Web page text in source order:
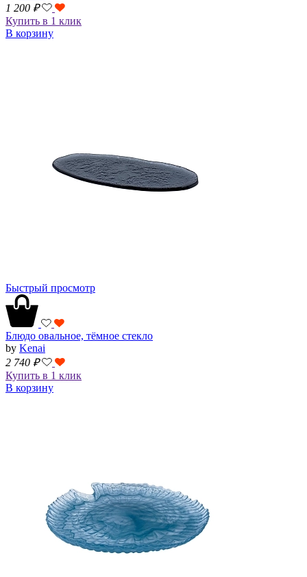
1 200 ₽
Купить в 1 клик
В корзину
Быстрый просмотр
Блюдо овальное, тёмное стекло
by Kenai
2 740 ₽
Купить в 1 клик
В корзину